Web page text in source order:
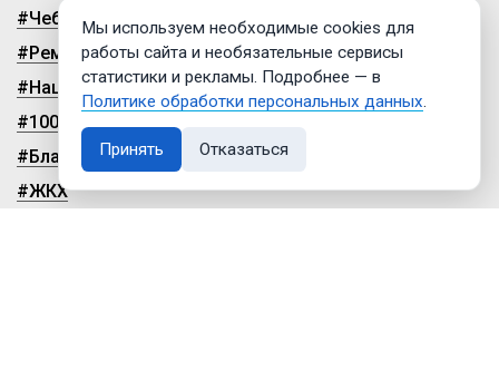
#Чебоксары
#Ремонт дорог
#Нацпроекты
#100-летие чувашской автономии
#Благоустройство
#ЖКХ
Мы используем необходимые cookies для
работы сайта и необязательные сервисы
статистики и рекламы. Подробнее — в
Политике обработки персональных данных.
Принять Отказаться